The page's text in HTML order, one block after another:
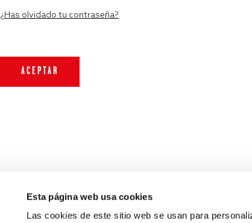
Esta página web usa cookies
Las cookies de este sitio web se usan para
¿Has olvidado tu contraseña?